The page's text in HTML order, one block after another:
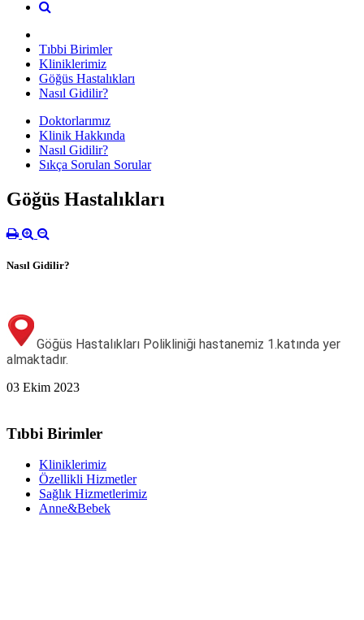
Tıbbi Birimler
Kliniklerimiz
Göğüs Hastalıkları
Nasıl Gidilir?
Doktorlarımız
Klinik Hakkında
Nasıl Gidilir?
Sıkça Sorulan Sorular
Göğüs Hastalıkları
Nasıl Gidilir?
Göğüs Hastalıkları Polikliniği hastanemiz 1.katında yer
almaktadır.
03 Ekim 2023
Tıbbi Birimler
Kliniklerimiz
Özellikli Hizmetler
Sağlık Hizmetlerimiz
Anne&Bebek